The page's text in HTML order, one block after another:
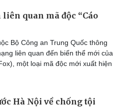
quan mã độc “Cáo
Bộ Công an Trung Quốc thông
liên quan đến biến thể mới của
một loại mã độc mới xuất hiện
Hà Nội về chống tội